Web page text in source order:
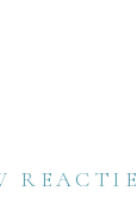
REACTIE